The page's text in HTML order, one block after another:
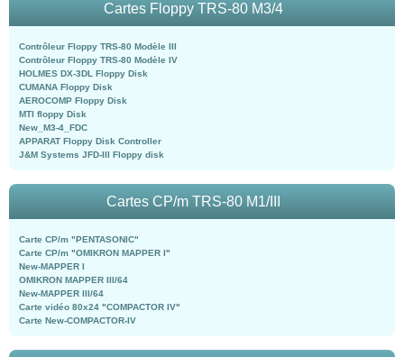
Cartes Floppy TRS-80 M3/4
Contrôleur Floppy TRS-80 Modèle III
Contrôleur Floppy TRS-80 Modèle IV
HOLMES DX-3DL Floppy Disk
CUMANA Floppy Disk
AEROCOMP Floppy Disk
MTI floppy Disk
New_M3-4_FDC
APPARAT Floppy Disk Controller
J&M Systems JFD-III Floppy disk
Cartes CP/m TRS-80 M1/III
Carte CP/m "PENTASONIC"
Carte CP/m "OMIKRON MAPPER I"
New-MAPPER I
OMIKRON MAPPER III/64
New-MAPPER III/64
Carte vidéo 80x24 "COMPACTOR IV"
Carte New-COMPACTOR-IV